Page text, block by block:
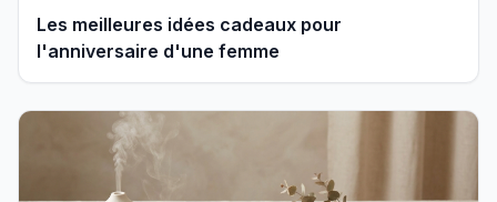
Les meilleures idées cadeaux pour
l'anniversaire d'une femme